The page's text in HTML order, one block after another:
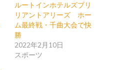
ルートインホテルズブリ
リアントアリーズ ホー
ム最終戦・千曲大会で快
勝
2022年2月10日
スポーツ